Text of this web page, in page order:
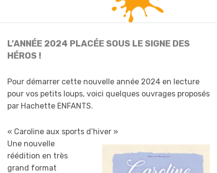
L’ANNÉE 2024 PLACÉE SOUS LE SIGNE DES
HÉROS !
Pour démarrer cette nouvelle année 2024 en lecture
pour vos petits loups, voici quelques ouvrages proposés
par Hachette ENFANTS.
« Caroline aux sports d’hiver »
Une nouvelle
réédition en très
grand format